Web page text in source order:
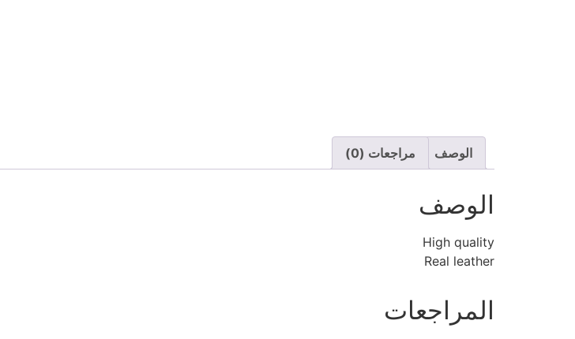
الوصف مراجعات (0)
الوصف
High quality
Real leather
المراجعات